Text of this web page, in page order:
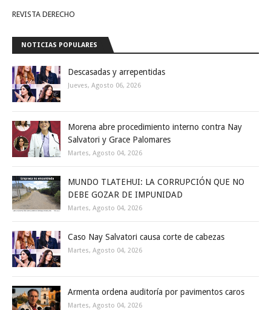
REVISTA DERECHO
NOTICIAS POPULARES
Descasadas y arrepentidas
Jueves, Agosto 06, 2026
Morena abre procedimiento interno contra Nay
Salvatori y Grace Palomares
Martes, Agosto 04, 2026
MUNDO TLATEHUI: LA CORRUPCIÓN QUE NO
DEBE GOZAR DE IMPUNIDAD
Martes, Agosto 04, 2026
Caso Nay Salvatori causa corte de cabezas
Martes, Agosto 04, 2026
Armenta ordena auditoría por pavimentos caros
Martes, Agosto 04, 2026